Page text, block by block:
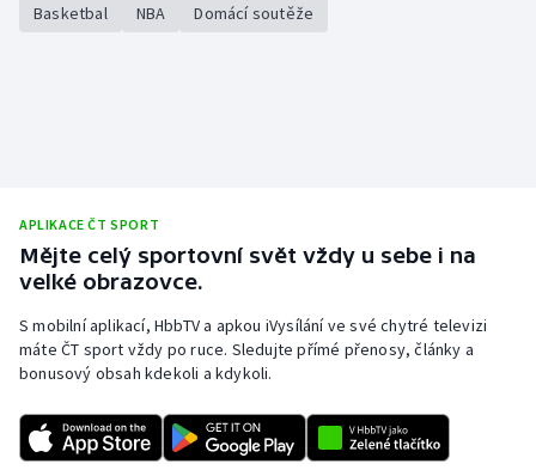
Basketbal NBA Domácí soutěže
APLIKACE ČT SPORT
Mějte celý sportovní svět vždy u sebe i na
velké obrazovce.
S mobilní aplikací, HbbTV a apkou iVysílání ve své chytré televizi
máte ČT sport vždy po ruce. Sledujte přímé přenosy, články a
bonusový obsah kdekoli a kdykoli.